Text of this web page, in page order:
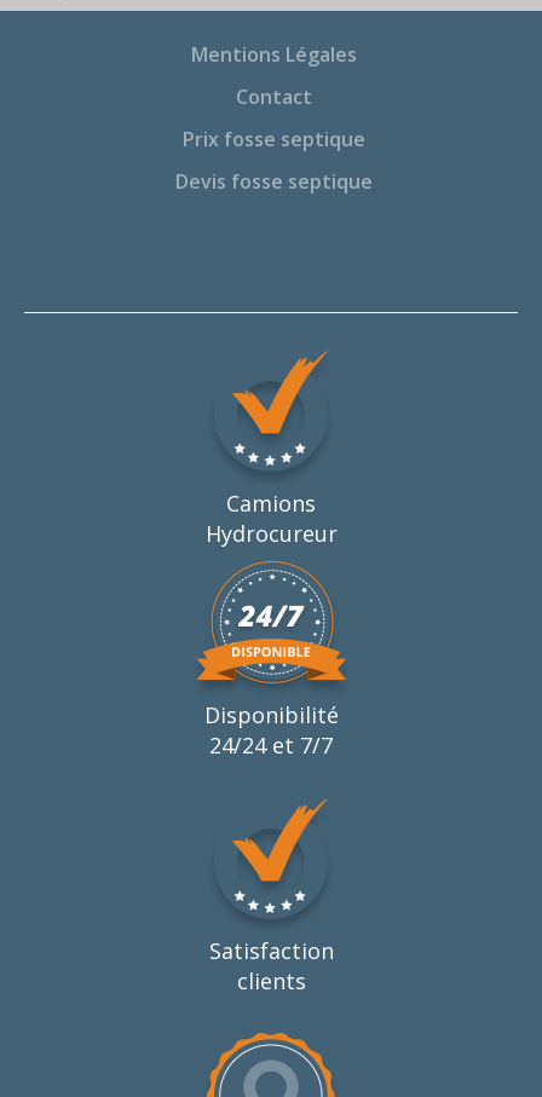
Mentions Légales
Contact
Prix fosse septique
Devis fosse septique
Camions
Hydrocureur
Disponibilité
24/24 et 7/7
Satisfaction
clients